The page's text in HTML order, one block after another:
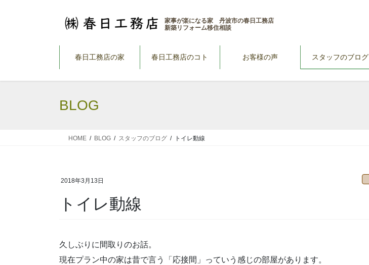
家事が楽になる家 丹波市の春日工務店
新築リフォーム移住相談
春日工務店の家 春日工務店のコト お客様の声 スタッフのブログ
BLOG
HOME BLOG スタッフのブログ トイレ動線
2018年3月13日
トイレ動線
久しぶりに間取りのお話。
現在プラン中の家は昔で言う「応接間」っていう感じの部屋があります。